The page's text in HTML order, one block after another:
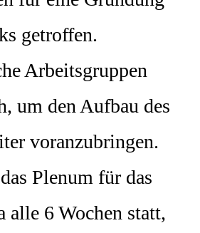
getroffen.
Arbeitsgruppen
um den Aufbau des
voranzubringen.
Plenum für das
alle 6 Wochen statt,